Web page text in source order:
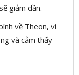
giảm dần.
về Theon, vì
và cảm thấy